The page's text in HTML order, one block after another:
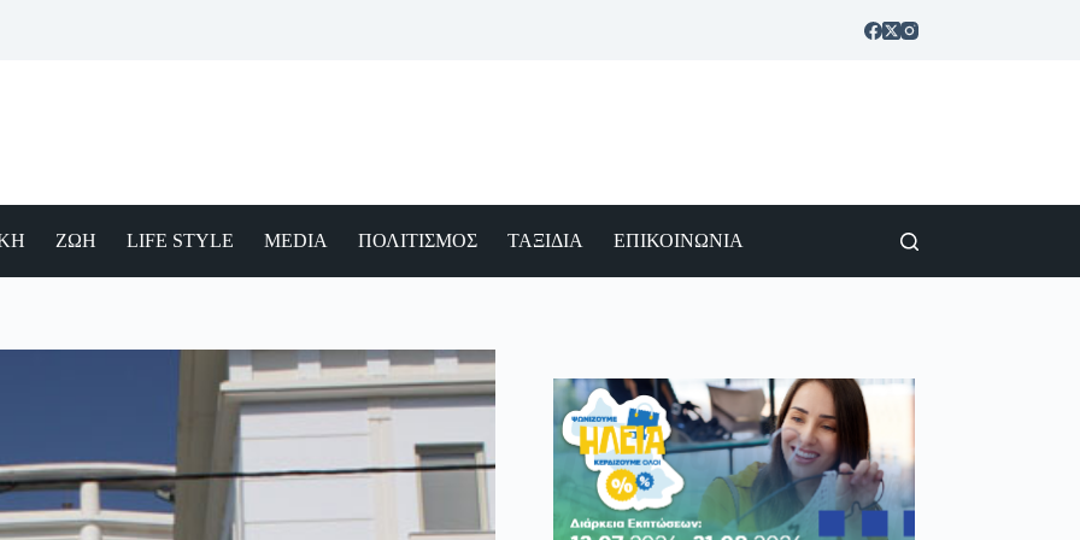
ΖΩΗ LIFE STYLE MEDIA ΠΟΛΙΤΙΣΜΟΣ ΤΑΞΙΔΙΑ ΕΠΙΚΟΙΝΩΝΙΑ